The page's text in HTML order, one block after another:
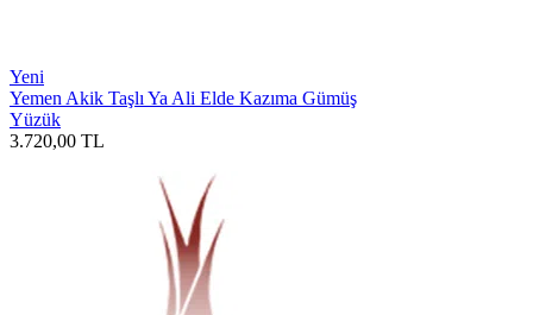
Yeni
Yemen Akik Taşlı Ya Ali Elde Kazıma Gümüş
Yüzük
3.720,00 TL